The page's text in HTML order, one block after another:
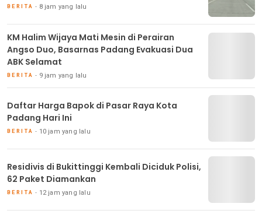
BERITA 8 jam yang lalu
KM Halim Wijaya Mati Mesin di Perairan
Angso Duo, Basarnas Padang Evakuasi Dua
ABK Selamat
BERITA 9 jam yang lalu
Daftar Harga Bapok di Pasar Raya Kota
Padang Hari Ini
BERITA 10 jam yang lalu
Residivis di Bukittinggi Kembali Diciduk Polisi,
62 Paket Diamankan
BERITA 12 jam yang lalu